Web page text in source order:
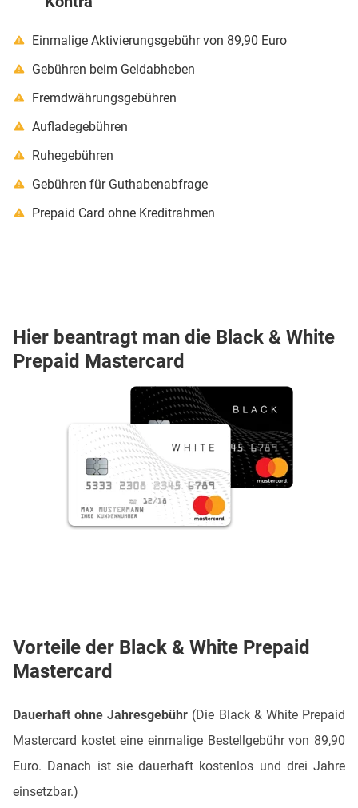
Einmalige Aktivierungsgebühr von 89,90 Euro
Gebühren beim Geldabheben
Fremdwährungsgebühren
Aufladegebühren
Ruhegebühren
Gebühren für Guthabenabfrage
Prepaid Card ohne Kreditrahmen
Hier beantragt man die Black & White
Prepaid Mastercard
Vorteile der Black & White Prepaid
Mastercard
Dauerhaft ohne Jahresgebühr (Die Black & White Prepaid
Mastercard kostet eine einmalige Bestellgebühr von 89,90
Euro. Danach ist sie dauerhaft kostenlos und drei Jahre
einsetzbar.)